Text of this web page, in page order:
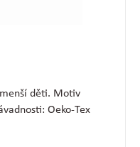
děti. Motiv
Oeko-Tex